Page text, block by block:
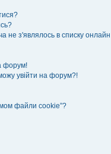
не з'являлось в списку онлайн
форум!
увійти на форум?!
файли cookie”?